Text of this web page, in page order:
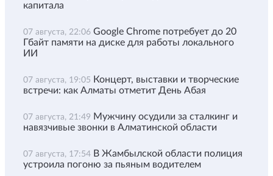
капитала
07 августа, 22:06 Google Chrome потребует до 20
Гбайт памяти на диске для работы локального
ИИ
07 августа, 19:05 Концерт, выставки и творческие
встречи: как Алматы отметит День Абая
07 августа, 21:49 Мужчину осудили за сталкинг и
навязчивые звонки в Алматинской области
07 августа, 17:54 В Жамбылской области полиция
устроила погоню за пьяным водителем